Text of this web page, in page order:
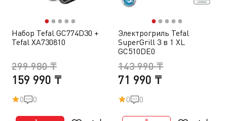
●● ● ● ●
Набор Tefal GC774D30 +
Tefal XA730810
159 990 ₸
299 980 ₸
0 0
●● ● ● ●
Электрогриль Tefal
SuperGrill 3 в 1 XL
GC510DE0
71 990 ₸
143 990 ₸
0 0